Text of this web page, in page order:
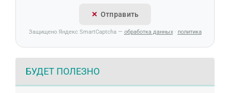
Отправить
Защищено Яндекс SmartCaptcha — обработка данных· политика
БУДЕТ ПОЛЕЗНО